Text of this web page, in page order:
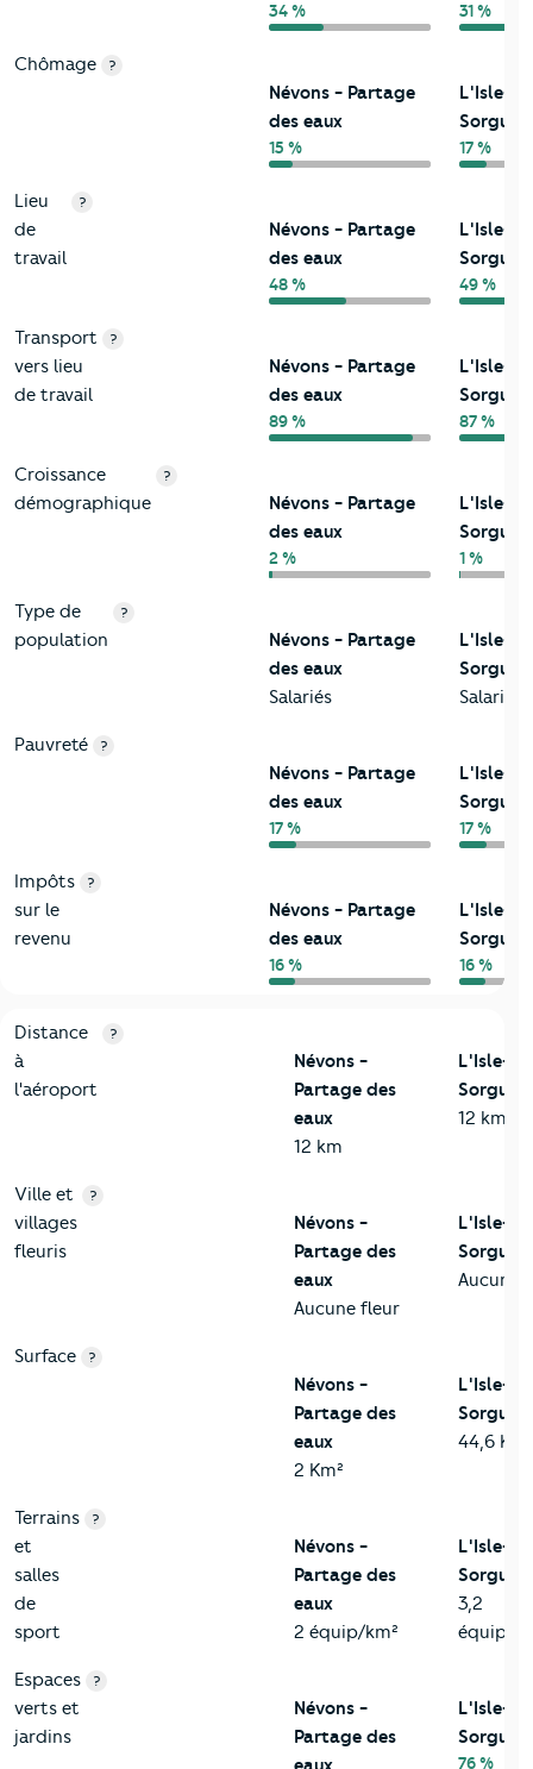
34 % 31 %
Chômage ?
Névons - Partage
des eaux
15 %
L'Isle-
Sorgue
17 %
Lieu
de
travail
?
Névons - Partage
des eaux
48 %
L'Isle-
Sorgue
49 %
Transport
vers lieu
de travail
?
Névons - Partage
des eaux
89 %
L'Isle-
Sorgue
87 %
Croissance
démographique
?
Névons - Partage
des eaux
2 %
L'Isle-
Sorgue
1 %
Type de
population
?
Névons - Partage
des eaux
Salariés
L'Isle-
Sorgue
Salariés
Pauvreté ?
Névons - Partage
des eaux
17 %
L'Isle-
Sorgue
17 %
Impôts
sur le
revenu
?
Névons - Partage
des eaux
16 %
L'Isle-
Sorgue
16 %
3-Environnement
Critères Névons - Partage des eaux
Distance
à
l'aéroport
?
Névons -
Partage des
eaux
12 km
L'Isle-
Sorgue
12 km
Ville et
villages
fleuris
?
Névons -
Partage des
eaux
Aucune fleur
L'Isle-
Sorgue
Aucune
Surface ?
Névons -
Partage des
eaux
2 Km²
L'Isle-
Sorgue
44,6 Km²
Terrains
et
salles
de
sport
?
Névons -
Partage des
eaux
2 équip/km²
L'Isle-
Sorgue
3,2
équip/
Espaces
verts et
jardins
?
Névons -
Partage des
L'Isle-
Sorgue
76 %